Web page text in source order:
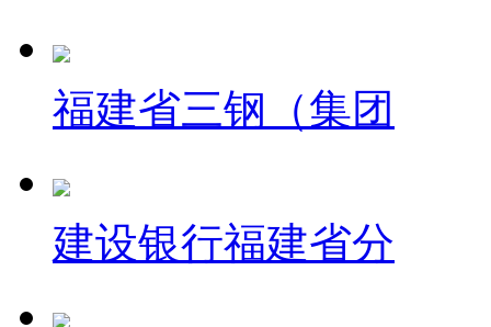
福建省三钢（集团
建设银行福建省分